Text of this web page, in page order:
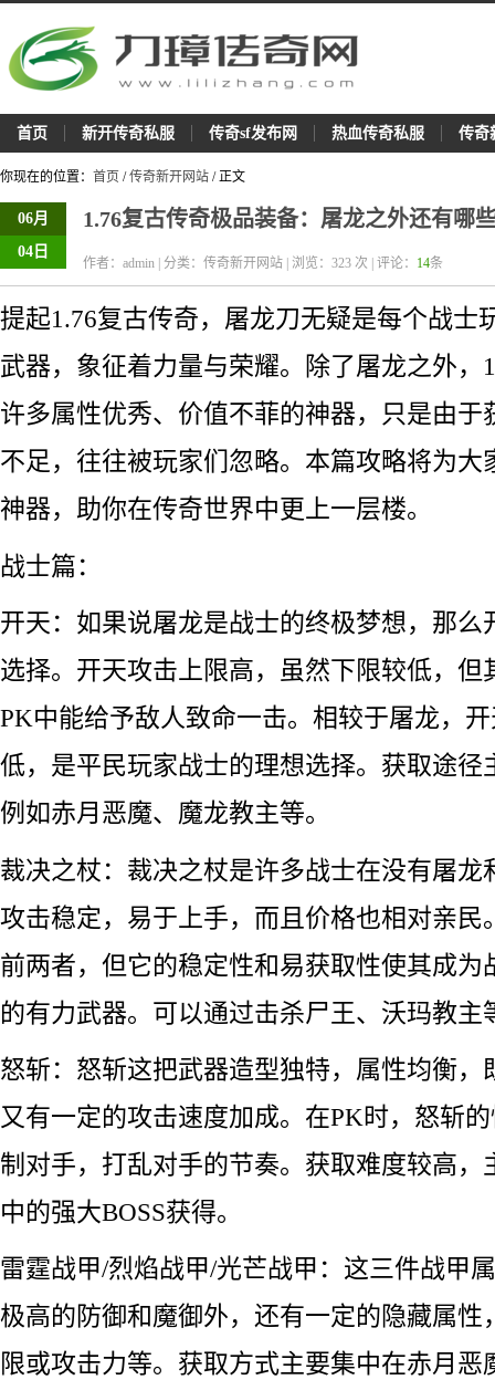
首页 新开传奇私服 传奇sf发布网 热血传奇私服 传奇
你现在的位置： 首页 /传奇新开网站 / 正文
06月
04日
1.76复古传奇极品装备：屠龙之外还有哪
作者：admin | 分类：传奇新开网站 | 浏览： 323 次 | 评论： 14条
提起1.76复古传奇，屠龙刀无疑是每个战士
武器，象征着力量与荣耀。除了屠龙之外，
许多属性优秀、价值不菲的神器，只是由于
不足，往往被玩家们忽略。本篇攻略将为大
神器，助你在传奇世界中更上一层楼。
战士篇：
开天：如果说屠龙是战士的终极梦想，那么
选择。开天攻击上限高，虽然下限较低，但
PK中能给予敌人致命一击。相较于屠龙，
低，是平民玩家战士的理想选择。获取途径
例如赤月恶魔、魔龙教主等。
裁决之杖：裁决之杖是许多战士在没有屠龙
攻击稳定，易于上手，而且价格也相对亲民
前两者，但它的稳定性和易获取性使其成为
的有力武器。可以通过击杀尸王、沃玛教主
怒斩：怒斩这把武器造型独特，属性均衡，
又有一定的攻击速度加成。在PK时，怒斩
制对手，打乱对手的节奏。获取难度较高，
中的强大BOSS获得。
雷霆战甲/烈焰战甲/光芒战甲：这三件战甲
极高的防御和魔御外，还有一定的隐藏属性
限或攻击力等。获取方式主要集中在赤月恶